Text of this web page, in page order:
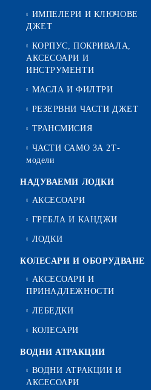
ИМПЕЛЕРИ И КЛЮЧОВЕ
ДЖЕТ
КОРПУС, ПОКРИВАЛА,
АКСЕСОАРИ И
ИНСТРУМЕНТИ
МАСЛА И ФИЛТРИ
РЕЗЕРВНИ ЧАСТИ ДЖЕТ
ТРАНСМИСИЯ
ЧАСТИ САМО ЗА 2Т-
модели
НАДУВАЕМИ ЛОДКИ
АКСЕСОАРИ
ГРЕБЛА И КАНДЖИ
ЛОДКИ
КОЛЕСАРИ И ОБОРУДВАНЕ
АКСЕСОАРИ И
ПРИНАДЛЕЖНОСТИ
ЛЕБЕДКИ
КОЛЕСАРИ
ВОДНИ АТРАКЦИИ
ВОДНИ АТРАКЦИИ И
АКСЕСОАРИ